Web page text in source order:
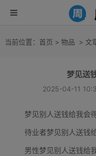
当前位置： 首页 > 物品 > 文
梦见送
2025-04-11
梦见别人送钱给我会得
待业者梦见别人送钱给
男性梦见别人送钱给我